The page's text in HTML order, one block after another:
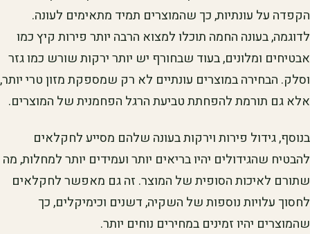
הקפדה על עונתיות, כך שהמוצרים תמיד מתאימים לעונה.
לדוגמה, בעונה החמה תוכלו למצוא הרבה יותר פירות קיץ כמו
אבטיחים ומלונים, בעוד שבחורף יש יותר ירקות שורש כמו גזר
וסלק. הבחירה במוצרים עונתיים לא רק שמספקת מזון טרי יותר,
אלא גם תורמת להפחתת טביעת הרגל הפחמנית של המוצרים.
בנוסף, גידול פירות וירקות בעונה שלהם מסייע לחקלאים
להבטיח שהגידולים יהיו בריאים יותר ועמידים יותר למחלות, מה
שתורם לאיכות הסופית של המוצר. זה גם מאפשר לחקלאים
לחסוך עלויות נוספות של השקיה, דשנים וכימיקלים, כך
שהמוצרים יהיו זמינים במחירים נוחים יותר.